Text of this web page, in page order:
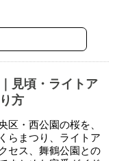
見頃・ライトア
方
区・西公園の桜を、
らまつり、ライトア
セス、舞鶴公園との